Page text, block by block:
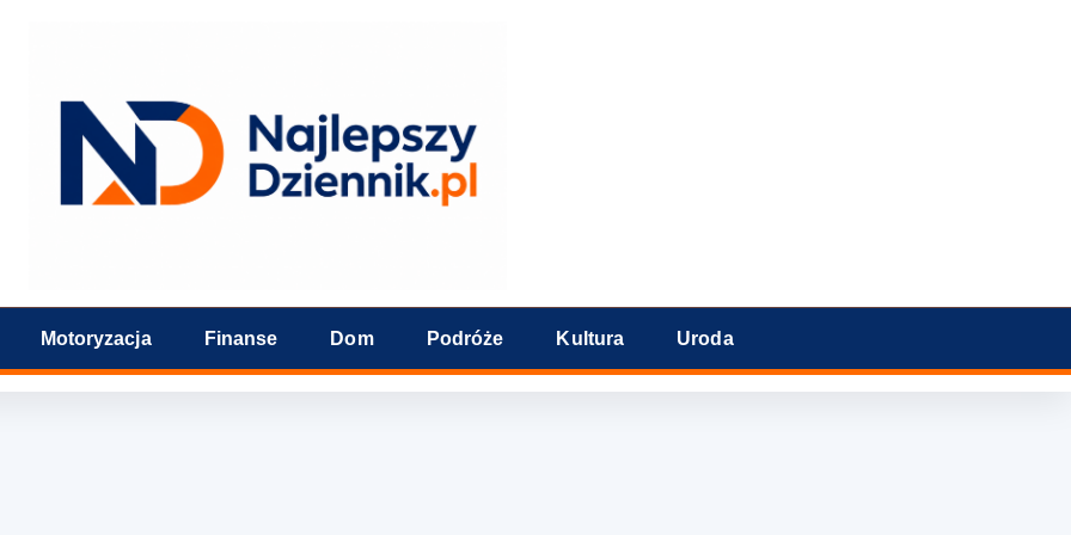
Motoryzacja Finanse Dom Podróże Kultura Uroda